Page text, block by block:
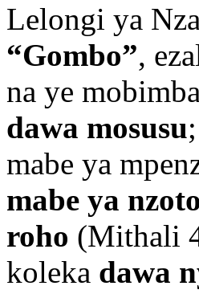
Lelongi ya
“Gombo”,
na ye
dawa mosusu
mabe ya
mabe ya
roho (Mithali
koleka dawa